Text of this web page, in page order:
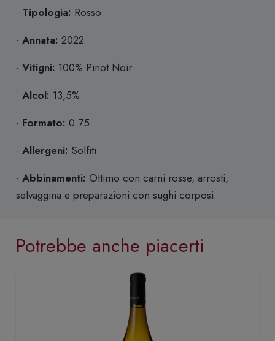
· Tipologia: Rosso
· Annata: 2022
· Vitigni: 100% Pinot Noir
· Alcol: 13,5%
· Formato: 0.75
· Allergeni: Solfiti
· Abbinamenti: Ottimo con carni rosse, arrosti,
selvaggina e preparazioni con sughi corposi.
Potrebbe anche piacerti